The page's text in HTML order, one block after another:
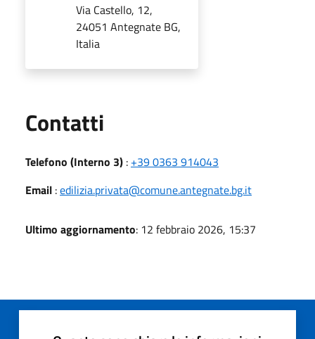
Via Castello, 12,
24051 Antegnate BG,
Italia
Contatti
Telefono (Interno 3) : +39 0363 914043
Email :edilizia.privata@comune.antegnate.bg.it
Ultimo aggiornamento: 12 febbraio 2026, 15:37